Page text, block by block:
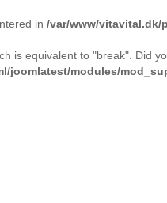
in /var/www/vitavital.dk/
is equivalent to "break". Did
joomlatest/modules/